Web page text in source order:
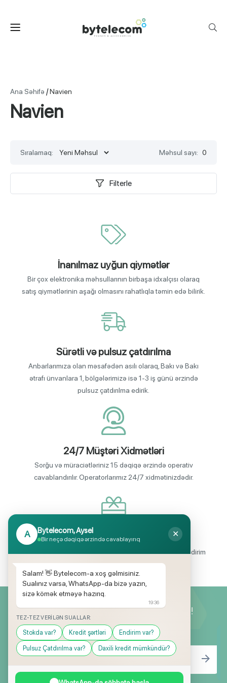
Ana Səhifə /Navien
Navien
Sıralamaq: Məhsul sayı: 0
Filterle
İnanılmaz uyğun qiymətlər
Bir çox elektronika məhsullarının birbaşa idxalçısı olaraq
satış qiymətlərinin aşağı olmasını rahatlıqla təmin edə bilirik.
Sürətli və pulsuz çatdırılma
Anbarlarımıza olan məsafədən asılı olaraq, Bakı və Bakı
ətrafı ünvanlara 1, bölgələrimizə isə 1-3 iş günü ərzində
pulsuz çatdırılma edirik.
24/7 Müştəri Xidmətləri
Sorğu və müraciətləriniz 15 dəqiqə ərzində operativ
cavablandırılır. Operatorlarımız 24/7 xidmətinizdədir.
Endirimli məhsul seçimi
Mağazalarımızda mütəmadi olaraq, yüksək məbləğli endirim
və hədiyyə kampaniyaları keçirilir.
Yeniliklərimizdən ilk siz xəbərdar olun!
A Bytelecom, Aysel
Bir neçə dəqiqə ərzində cavablayırıq
✕
Salam! 👋 Bytelecom-a xoş gəlmisiniz.
Sualınız varsa, WhatsApp-da bizə yazın,
sizə kömək etməyə hazırıq.
19:36
TEZ-TEZ VERILƏN SUALLAR:
Stokda var? Kredit şərtləri Endirim var?
Pulsuz Çatdırılma var? Daxili kredit mümkündür?